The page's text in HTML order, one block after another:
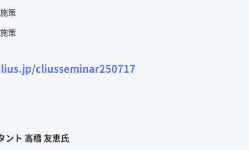
策
策
cliusseminar250717
ント 高橋 友恵氏